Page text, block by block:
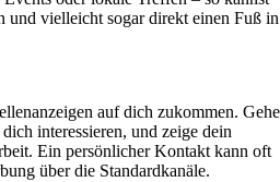
vielleicht sogar direkt einen Fuß in
auf dich zukommen. Gehe
interessieren, und zeige dein
Ein persönlicher Kontakt kann oft
über die Standardkanäle.